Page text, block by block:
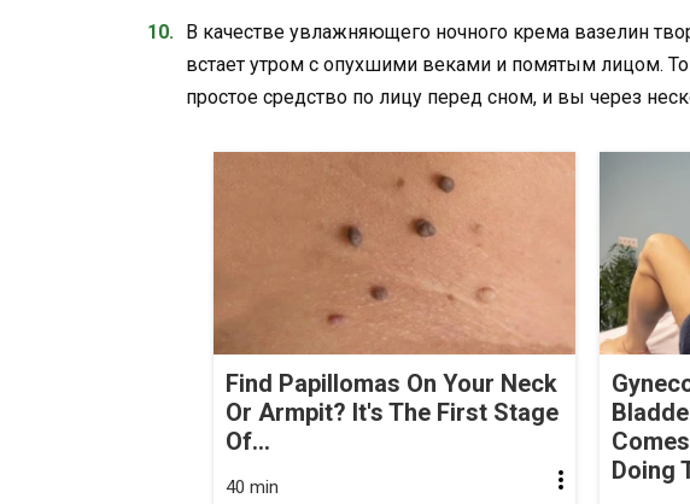
В качестве увлажняющего ночного крема вазелин
встает утром с опухшими веками и помятым лицом.
простое средство по лицу перед сном, и вы через
Find Papillomas On Your Neck
Or Armpit? It's The First Stage
Of...
40 min
Doing